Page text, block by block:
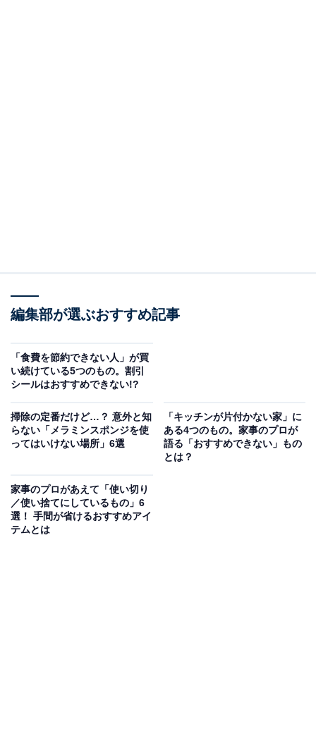
「傘グリッパー」110円（税込） JANコード：4542804118254
傘の柄にかぶせるようにして使うアイテムです。一般的
なビニール傘の柄を想定して作られていて、直径が約1.5
編集部が選ぶおすすめ記事
「食費を節約できない人」が買
い続けている5つのもの。割引
シールはおすすめできない!?
掃除の定番だけど…？ 意外と知
らない「メラミンスポンジを使
ってはいけない場所」6選
「キッチンが片付かない家」に
ある4つのもの。家事のプロが
語る「おすすめできない」もの
とは？
家事のプロがあえて「使い切り
／使い捨てにしているもの」6
選！ 手間が省けるおすすめアイ
テムとは